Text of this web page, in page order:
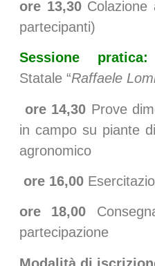
ore 13,30
partecipanti)
Sessione
Statale “Raffaele
ore 14,30 Prove
in campo su piante
agronomico
ore 16,00
ore 18,00
partecipazione